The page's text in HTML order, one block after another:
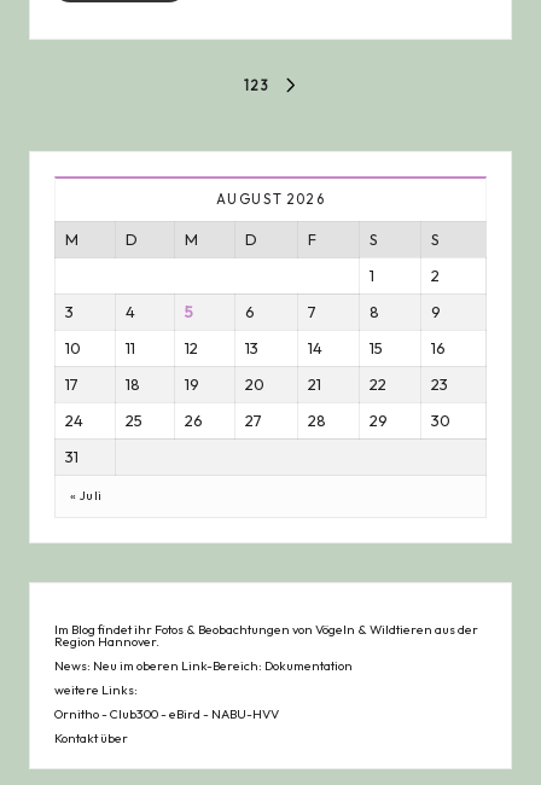
Seitennummerierung
Beiträge
123
AUGUST 2026
M D M D F S
S
1
2
3
4 5 6 7 8
9
10
11 12 13 14 15
16
17
18 19 20 21 22
23
24
25 26 27 28 29
30
31
« Juli
Im Blog findet ihr Fotos & Beobachtungen von Vögeln & Wildtieren aus der
Region Hannover.
News: Neu im oberen Link-Bereich: Dokumentation
weitere Links:
Ornitho-Club300-eBird - NABU-HVV
Kontakt über